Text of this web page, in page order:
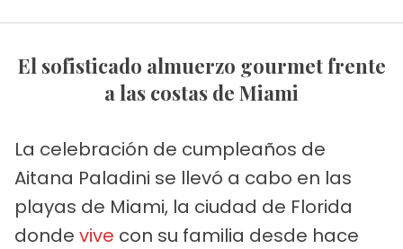
El sofisticado almuerzo gourmet frente
a las costas de Miami
La celebración de cumpleaños de
Aitana Paladini se llevó a cabo en las
playas de Miami, la ciudad de Florida
donde vive con su familia desde hace